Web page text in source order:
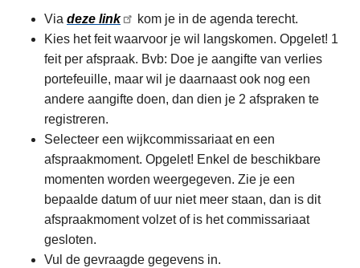
Via deze link
kom je in de agenda terecht.
Kies het feit waarvoor je wil langskomen. Opgelet! 1
feit per afspraak. Bvb: Doe je aangifte van verlies
portefeuille, maar wil je daarnaast ook nog een
andere aangifte doen, dan dien je 2 afspraken te
registreren.
Selecteer een wijkcommissariaat en een
afspraakmoment. Opgelet! Enkel de beschikbare
momenten worden weergegeven. Zie je een
bepaalde datum of uur niet meer staan, dan is dit
afspraakmoment volzet of is het commissariaat
gesloten.
Vul de gevraagde gegevens in.